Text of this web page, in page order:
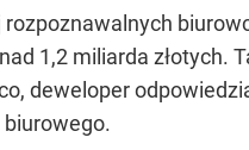
1,2 miliarda złotych.
deweloper